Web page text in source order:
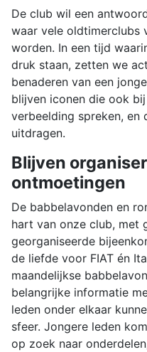
De club wil een
waar vele oldtimerclubs
worden. In een tijd
druk staan, zetten we
benaderen van een
blijven iconen die ook
verbeelding spreken, en
uitdragen.
Blijven
ontmoetingen
De babbelavonden en
hart van onze club, met
georganiseerde
de liefde voor FIAT én
maandelijkse
belangrijke informatie
leden onder elkaar
sfeer. Jongere leden
op zoek naar